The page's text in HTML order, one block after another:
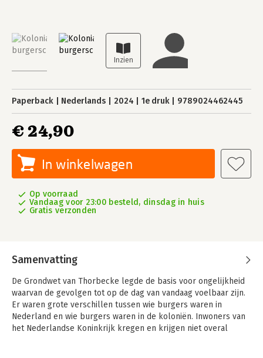
Paperback Nederlands 2024 1e druk 9789024462445
€ 24,90
In winkelwagen
Op voorraad
Vandaag voor 23:00 besteld, dinsdag in huis
Gratis verzonden
Samenvatting
De Grondwet van Thorbecke legde de basis voor ongelijkheid
waarvan de gevolgen tot op de dag van vandaag voelbaar zijn.
Er waren grote verschillen tussen wie burgers waren in
Nederland en wie burgers waren in de koloniën. Inwoners van
het Nederlandse Koninkrijk kregen en krijgen niet overal